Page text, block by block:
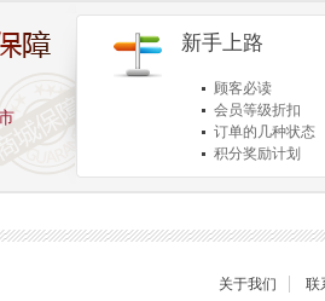
新手上路
顾客必读
会员等级折扣
订单的几种状态
积分奖励计划
商品退货保障
关于我们 联